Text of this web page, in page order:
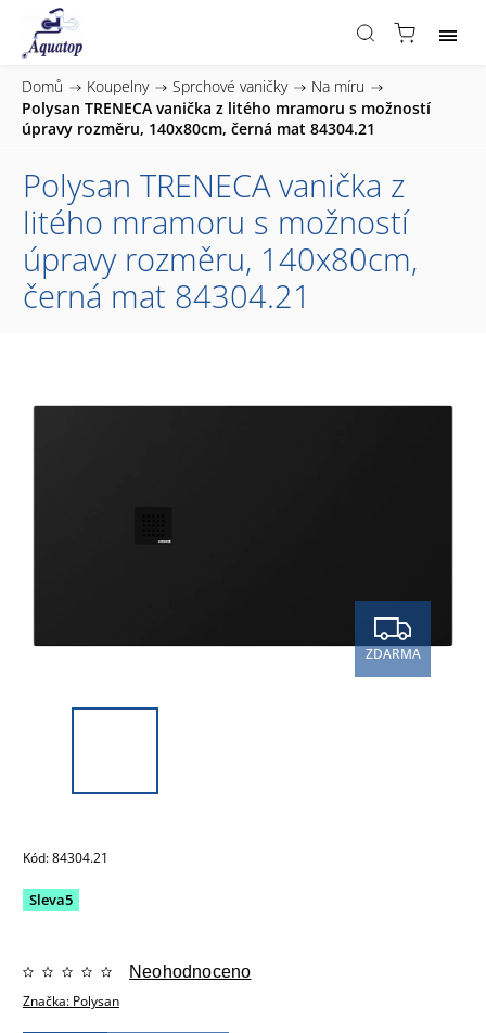
Domů / Koupelny / Sprchové vaničky / Na míru /
Polysan TRENECA vanička z litého mramoru s možností
úpravy rozměru, 140x80cm, černá mat 84304.21
Polysan TRENECA vanička z
litého mramoru s možností
úpravy rozměru, 140x80cm,
černá mat 84304.21
ZDARMA
Kód:84304.21
Sleva5
Značka: Polysan
Neohodnoceno